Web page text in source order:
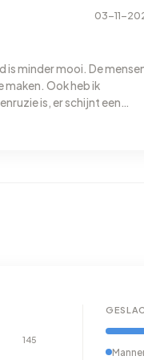
van mijn persoonlijke
03-11-
is minder mooi. De
Ook heb ik
is, er schijnt een
regelmatig te pesten, ook
145